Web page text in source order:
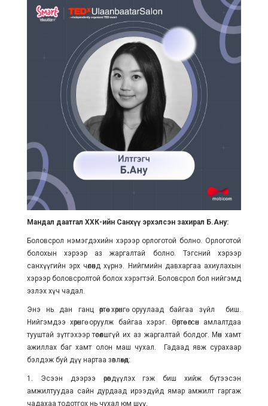
Мандал даатгал ХХК-ийн Санхүү эрхэлсэн захирал Б.Ану:
Боловсрол нэмэгдэхийн хэрээр орлоготой болно. Орлоготой
болохын хэрээр аз жаргалтай болно. Тэгсний хэрээр
санхүүгийн эрх чөлөөнд хүрнэ. Нийгмийн давхаргаа ахиулахын
хэрээр боловсролтой болох хэрэгтэй. Боловсрол бол нийгэмд
эзлэх хүч чадал.
Энэ нь дан ганц өөртөө хөрөнгө оруулаад байгаа зүйл биш.
Нийгэмдээ хөрөнгө оруулж байгаа хэрэг. Өөртөө өгсөн амлалтдаа
тууштай зүтгэхээр төсөөлшгүй их аз жаргалтай болдог. Мөн хамт
ажиллах баг хамт олон маш чухал. Гадаад явж сурахаар
бэлдэж буй дүү нартаа зөвлөхөд:
1. Эсээн дээрээ өрөвдүүлэх гэж биш хийж бүтээсэн
амжилтуудаа сайн дурдаад ирээдүйд ямар амжилт гаргаж
чадахаа тодотгох нь чухал юм шүү.